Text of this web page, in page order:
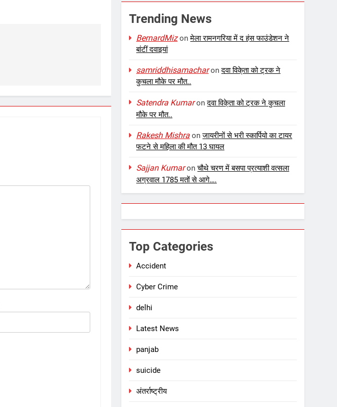
Trending News
BernardMizonमेला रामनगरिया में द हंस फाउंडेशन ने
बांटीं दवाइयां
samriddhisamacharonदवा विके्ता को ट्रक ने
कुचला मौके पर मौत..
Satendra Kumaronदवा विके्ता को ट्रक ने कुचला
मौके पर मौत..
Rakesh Mishra onजायरीनों से भरी स्कार्पियो का टायर
फटने से महिला की मौत 13 घायल
Sajjan Kumaronचौथे चरण में बसपा प्रत्याशी वत्सला
अग्रवाल 1785 मतों से आगे….
Top Categories
Accident
Cyber Crime
delhi
Latest News
panjab
suicide
अंतर्राष्ट्रीय